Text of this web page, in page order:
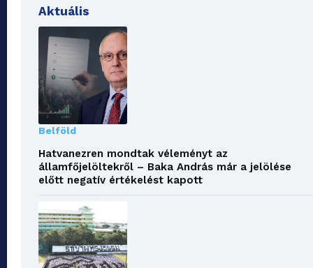
Aktuális
Belföld
Hatvanezren mondtak véleményt az
államfőjelöltekről – Baka András már a jelölése
előtt negatív értékelést kapott